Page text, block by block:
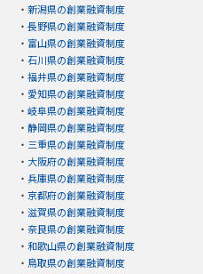
・ 新潟県の創業融資制度
・ 長野県の創業融資制度
・ 富山県の創業融資制度
・ 石川県の創業融資制度
・ 福井県の創業融資制度
・ 愛知県の創業融資制度
・ 岐阜県の創業融資制度
・ 静岡県の創業融資制度
・ 三重県の創業融資制度
・ 大阪府の創業融資制度
・ 兵庫県の創業融資制度
・ 京都府の創業融資制度
・ 滋賀県の創業融資制度
・ 奈良県の創業融資制度
・ 和歌山県の創業融資制度
・ 鳥取県の創業融資制度